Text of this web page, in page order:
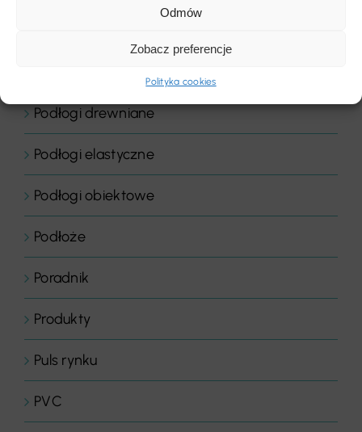
Odmów
Zobacz preferencje
Polityka cookies
Podłogi drewniane
Podłogi elastyczne
Podłogi obiektowe
Podłoże
Poradnik
Produkty
Puls rynku
PVC